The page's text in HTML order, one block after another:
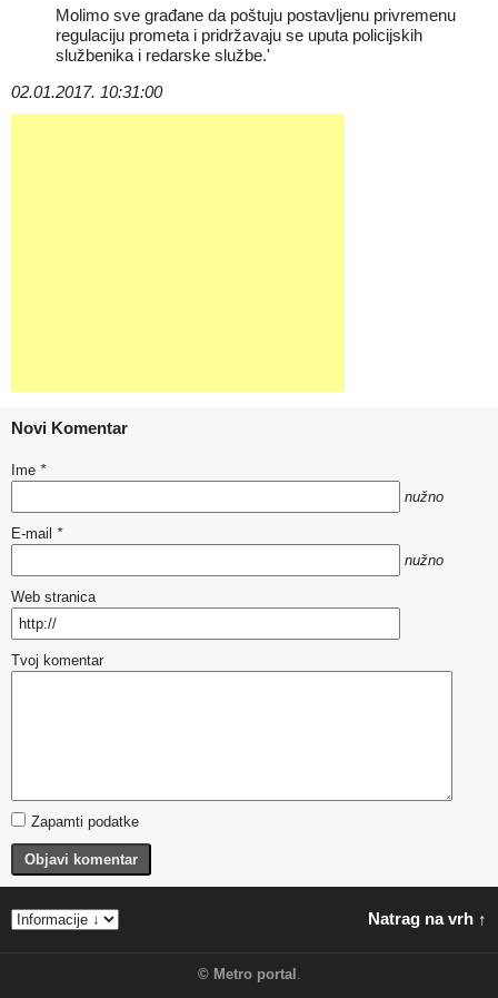
Molimo sve građane da poštuju postavljenu privremenu
regulaciju prometa i pridržavaju se uputa policijskih
službenika i redarske službe.'
02.01.2017. 10:31:00
Novi Komentar
Ime *
nužno
E-mail *
nužno
Web stranica
Tvoj komentar
Zapamti podatke
Objavi komentar
Natrag na vrh ↑
© Metro portal .